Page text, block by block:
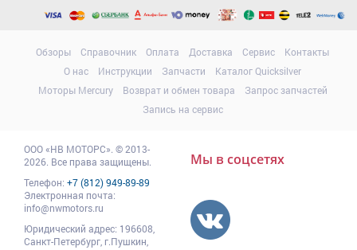
Обзоры Справочник Оплата Доставка Сервис
Контакты
О нас
Инструкции Запчасти
Каталог Quicksilver
Моторы Mercury
Возврат и обмен товара
Запрос запчастей
Запись на сервис
ООО«НВ МОТОРС» © 2013-
2026. Все права защищены.
Телефон: +7 (812) 949-89-89
Электронная почта:
info@nwmotors.ru
Юридический адрес: 196608
Санкт-Петербург, г.Пушкин
Мы в соцсетях